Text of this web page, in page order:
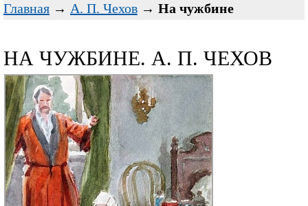
Главная → А. П. Чехов → На чужбине
НА ЧУЖБИНЕ. А. П. ЧЕХОВ